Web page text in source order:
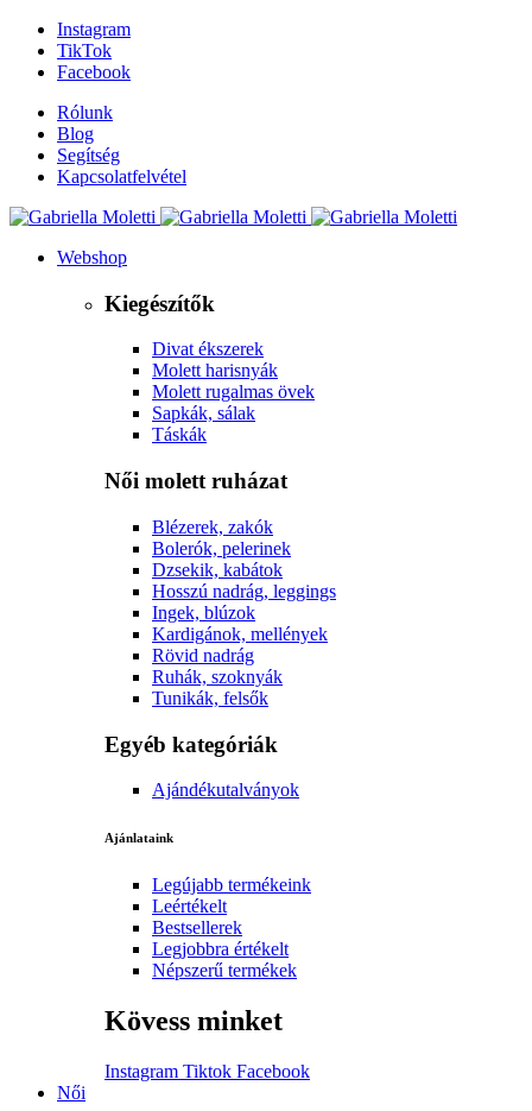
Instagram
TikTok
Facebook
Rólunk
Blog
Segítség
Kapcsolatfelvétel
Webshop
Kiegészítők
Divat ékszerek
Molett harisnyák
Molett rugalmas övek
Sapkák, sálak
Táskák
Női molett ruházat
Blézerek, zakók
Bolerók, pelerinek
Dzsekik, kabátok
Hosszú nadrág, leggings
Ingek, blúzok
Kardigánok, mellények
Rövid nadrág
Ruhák, szoknyák
Tunikák, felsők
Egyéb kategóriák
Ajándékutalványok
Ajánlataink
Legújabb termékeink
Leértékelt
Bestsellerek
Legjobbra értékelt
Népszerű termékek
Kövess minket
Instagram Tiktok Facebook
Női